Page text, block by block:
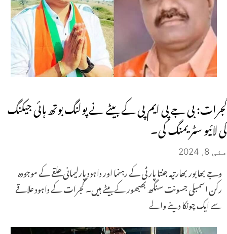
گجرات: بی جے پی ایم پی کے بیٹے نے پولنگ بوتھ ہائی جیکنگ
کی لائیو سٹریمنگ کی۔
مئی 8, 2024
وجے بھابور بھارتیہ جنتا پارٹی کے رہنما اور داہود پارلیمانی حلقے کے موجودہ
رکن اسمبلی جسونت سنگھ بھبھور کے بیٹے ہیں۔ گجرات کے داہود علاقے
سے ایک چونکا دینے والے